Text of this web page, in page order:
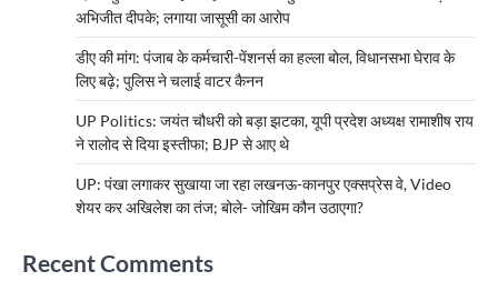
अभिजीत दीपके; लगाया जासूसी का आरोप
डीए की मांग: पंजाब के कर्मचारी-पेंशनर्स का हल्ला बोल, विधानसभा घेराव के
लिए बढ़े; पुलिस ने चलाई वाटर कैनन
UP Politics: जयंत चौधरी को बड़ा झटका, यूपी प्रदेश अध्यक्ष रामाशीष राय
ने रालोद से दिया इस्तीफा; BJP से आए थे
UP: पंखा लगाकर सुखाया जा रहा लखनऊ-कानपुर एक्सप्रेस वे, Video
शेयर कर अखिलेश का तंज; बोले- जोखिम कौन उठाएगा?
Recent Comments